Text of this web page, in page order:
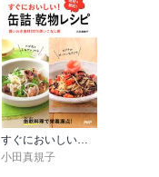
すぐにおいしい！ 缶詰・乾物レシピ
小田真規子